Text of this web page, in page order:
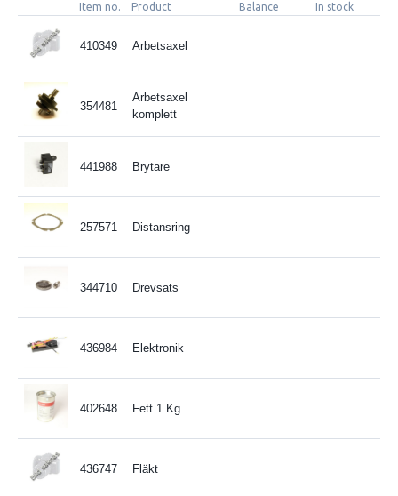
Item no. Product Balance In stock
410349 Arbetsaxel
354481
Arbetsaxel
komplett
441988 Brytare
257571 Distansring
344710 Drevsats
436984 Elektronik
402648 Fett 1 Kg
436747 Fläkt